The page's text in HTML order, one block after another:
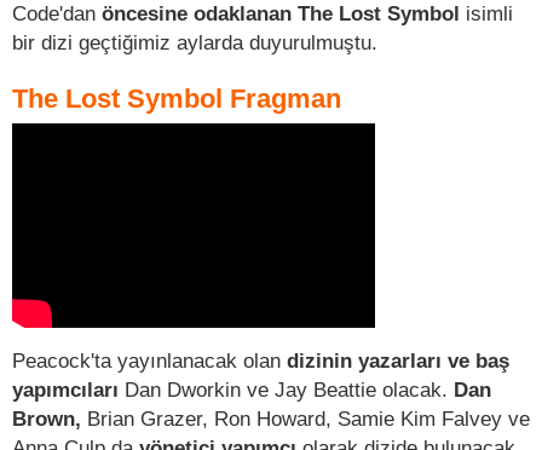
Code'dan öncesine odaklanan The Lost Symbol isimli
bir dizi geçtiğimiz aylarda duyurulmuştu.
The Lost Symbol Fragman
Peacock'ta yayınlanacak olan dizinin yazarları ve baş
yapımcıları Dan Dworkin ve Jay Beattie olacak. Dan
Brown, Brian Grazer, Ron Howard, Samie Kim Falvey ve